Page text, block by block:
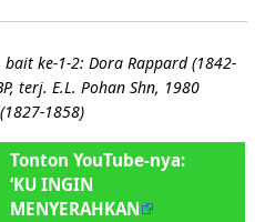
bait ke-1-2: Dora Rappard (1842-
terj. E.L. Pohan Shn, 1980
1858)
Tonton YouTube-nya:
‘KU INGIN
MENYERAHKAN